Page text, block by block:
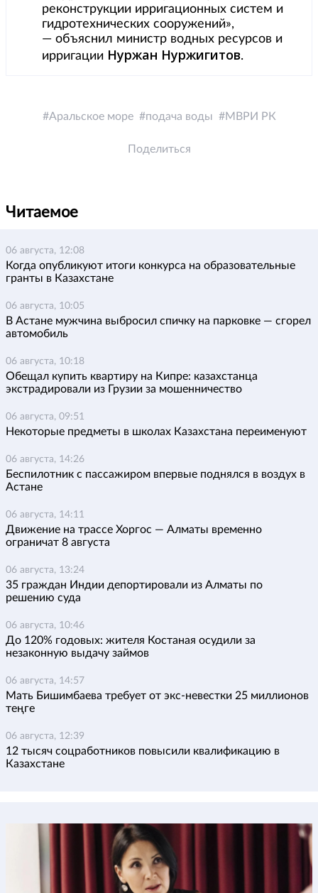
реконструкции ирригационных систем и
гидротехнических сооружений»,
— объяснил министр водных ресурсов и
ирригации Нуржан Нуржигитов.
Аральское море подача воды МВРИ РК
Поделиться
Читаемое
06 августа, 12:08
Когда опубликуют итоги конкурса на образовательные
гранты в Казахстане
06 августа, 10:05
В Астане мужчина выбросил спичку на парковке — сгорел
автомобиль
06 августа, 10:18
Обещал купить квартиру на Кипре: казахстанца
экстрадировали из Грузии за мошенничество
06 августа, 09:51
Некоторые предметы в школах Казахстана переименуют
06 августа, 14:26
Беспилотник с пассажиром впервые поднялся в воздух в
Астане
06 августа, 14:11
Движение на трассе Хоргос — Алматы временно
ограничат 8 августа
06 августа, 13:24
35 граждан Индии депортировали из Алматы по
решению суда
06 августа, 10:46
До 120% годовых: жителя Костаная осудили за
незаконную выдачу займов
06 августа, 14:57
Мать Бишимбаева требует от экс-невестки 25 миллионов
теңге
06 августа, 12:39
12 тысяч соцработников повысили квалификацию в
Казахстане